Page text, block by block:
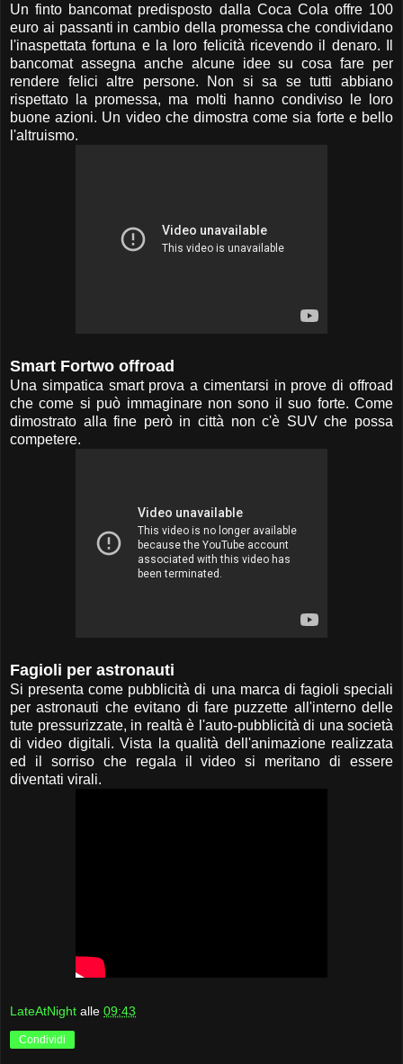
Un finto bancomat predisposto dalla Coca Cola offre 100
euro ai passanti in cambio della promessa che condividano
l'inaspettata fortuna e la loro felicità ricevendo il denaro. Il
bancomat assegna anche alcune idee su cosa fare per
rendere felici altre persone. Non si sa se tutti abbiano
rispettato la promessa, ma molti hanno condiviso le loro
buone azioni. Un video che dimostra come sia forte e bello
l'altruismo.
Smart Fortwo offroad
Una simpatica smart prova a cimentarsi in prove di offroad
che come si può immaginare non sono il suo forte. Come
dimostrato alla fine però in città non c'è SUV che possa
competere.
Fagioli per astronauti
Si presenta come pubblicità di una marca di fagioli speciali
per astronauti che evitano di fare puzzette all'interno delle
tute pressurizzate, in realtà è l'auto-pubblicità di una società
di video digitali. Vista la qualità dell'animazione realizzata
ed il sorriso che regala il video si meritano di essere
diventati virali.
LateAtNight alle 09:43
Condividi